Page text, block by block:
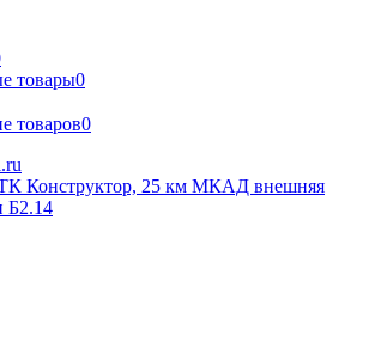
товары0
товаров0
Конструктор, 25 км МКАД внешняя
Б2.14